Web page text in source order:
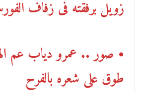
زويل برفقته فى زفاف
• صور .. عمرو دياب عم
طوق على شعره بالفرح